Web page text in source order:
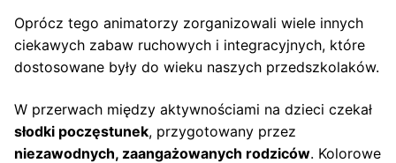
Oprócz tego animatorzy zorganizowali wiele innych
ciekawych zabaw ruchowych i integracyjnych, które
dostosowane były do wieku naszych przedszkolaków.
W przerwach między aktywnościami na dzieci czekał
słodki poczęstunek, przygotowany przez
niezawodnych, zaangażowanych rodziców. Kolorowe